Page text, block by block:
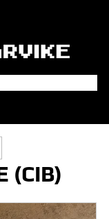
(CIB)